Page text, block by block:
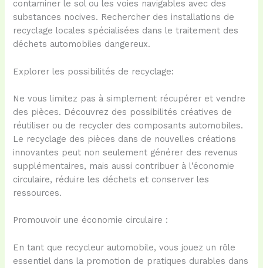
contaminer le sol ou les voies navigables avec des
substances nocives. Rechercher des installations de
recyclage locales spécialisées dans le traitement des
déchets automobiles dangereux.
Explorer les possibilités de recyclage:
Ne vous limitez pas à simplement récupérer et vendre
des pièces. Découvrez des possibilités créatives de
réutiliser ou de recycler des composants automobiles.
Le recyclage des pièces dans de nouvelles créations
innovantes peut non seulement générer des revenus
supplémentaires, mais aussi contribuer à l’économie
circulaire, réduire les déchets et conserver les
ressources.
Promouvoir une économie circulaire :
En tant que recycleur automobile, vous jouez un rôle
essentiel dans la promotion de pratiques durables dans